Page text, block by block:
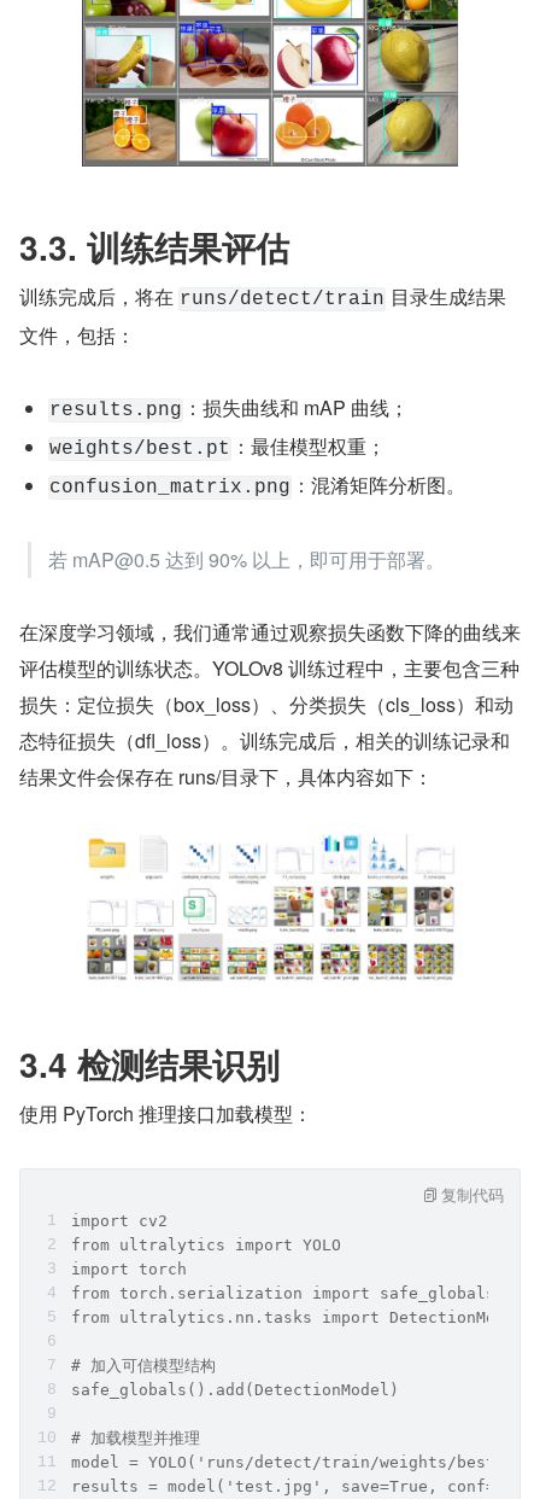
3.3. 训练结果评估
训练完成后，将在 runs/detect/train 目录生成结果
文件，包括：
results.png ：损失曲线和 mAP 曲线；
weights/best.pt ：最佳模型权重；
confusion_matrix.png ：混淆矩阵分析图。
若 mAP@0.5 达到 90% 以上，即可用于部署。
在深度学习领域，我们通常通过观察损失函数下降的曲线来
评估模型的训练状态。YOLOv8 训练过程中，主要包含三种
损失：定位损失（box_loss）、分类损失（cls_loss）和动
态特征损失（dfl_loss）。训练完成后，相关的训练记录和
结果文件会保存在 runs/目录下，具体内容如下：
3.4 检测结果识别
使用 PyTorch 推理接口加载模型：
import cv2
from ultralytics import YOLO
import torch
from torch.serialization import safe_globals
from ultralytics.nn.tasks import DetectionModel
# 加入可信模型结构
safe_globals().add(DetectionModel)
# 加载模型并推理
model = YOLO('runs/detect/train/weights/
results = model('test.jpg', save=True,
复制代码